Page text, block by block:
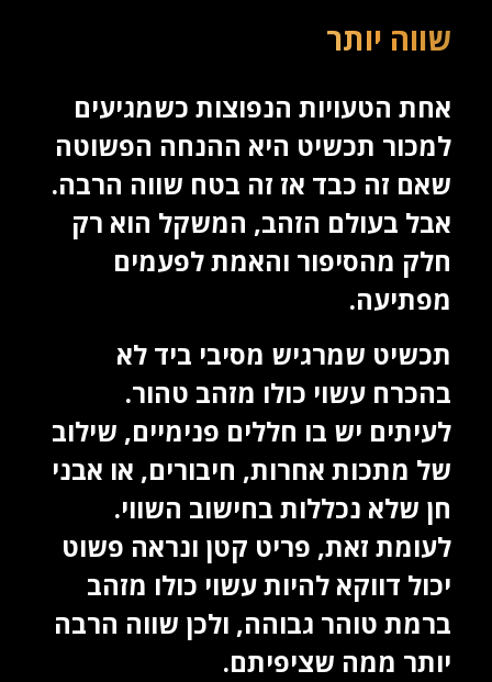
שווה יותר
אחת הטעויות הנפוצות כשמגיעים
למכור תכשיט היא ההנחה הפשוטה
שאם זה כבד אז זה בטח שווה הרבה.
אבל בעולם הזהב, המשקל הוא רק
חלק מהסיפור והאמת לפעמים
מפתיעה.
תכשיט שמרגיש מסיבי ביד לא
בהכרח עשוי כולו מזהב טהור.
לעיתים יש בו חללים פנימיים, שילוב
של מתכות אחרות, חיבורים, או אבני
חן שלא נכללות בחישוב השווי.
לעומת זאת, פריט קטן ונראה פשוט
יכול דווקא להיות עשוי כולו מזהב
ברמת טוהר גבוהה, ולכן שווה הרבה
יותר ממה שציפיתם.